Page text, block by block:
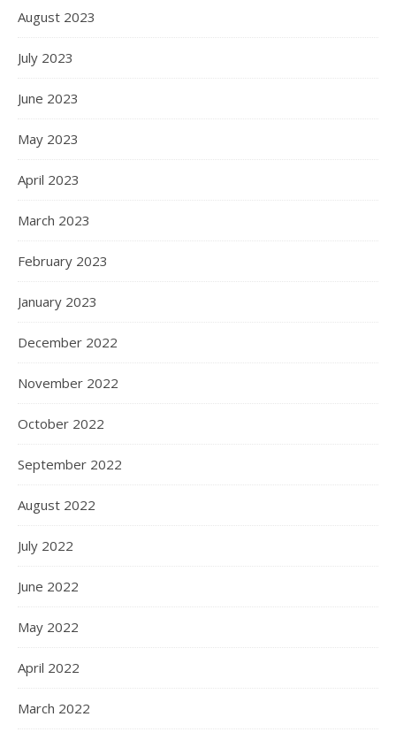
August 2023
July 2023
June 2023
May 2023
April 2023
March 2023
February 2023
January 2023
December 2022
November 2022
October 2022
September 2022
August 2022
July 2022
June 2022
May 2022
April 2022
March 2022